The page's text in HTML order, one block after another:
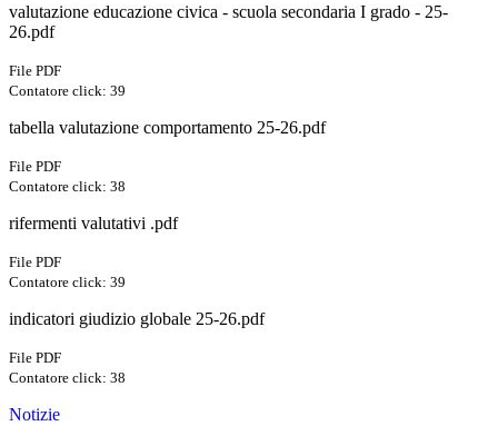
valutazione educazione civica - scuola secondaria I grado - 25-
26.pdf
File PDF
Contatore click: 39
tabella valutazione comportamento 25-26.pdf
File PDF
Contatore click: 38
rifermenti valutativi .pdf
File PDF
Contatore click: 39
indicatori giudizio globale 25-26.pdf
File PDF
Contatore click: 38
Notizie